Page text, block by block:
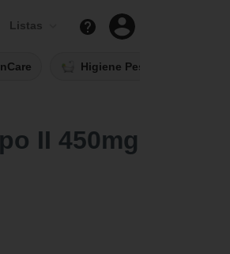
Listas
Higiene Pessoal
II 450mg